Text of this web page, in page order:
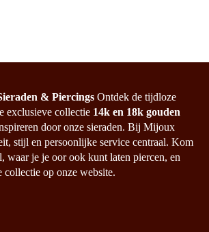
& Piercings Ontdek de tijdloze
exclusieve collectie 14k en 18k gouden
door onze sieraden. Bij Mijoux
stijl en persoonlijke service centraal. Kom
waar je je oor ook kunt laten piercen, en
collectie op onze website.